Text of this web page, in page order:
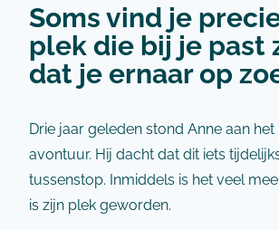
Soms vind je
plek die bij je past
dat je ernaar op
Drie jaar geleden stond Anne aan
avontuur. Hij dacht dat dit iets
tussenstop. Inmiddels is het veel
is zijn plek geworden.